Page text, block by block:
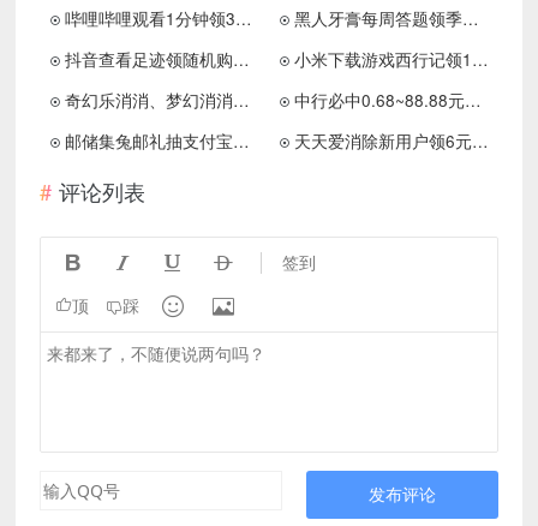
哔哩哔哩观看1分钟领3天会员
黑人牙膏每周答题领季度礼包
抖音查看足迹领随机购物红包
小米下载游戏西行记领1元红包
奇幻乐消消、梦幻消消乐V4，简单拿0.6以上
中行必中0.68~88.88元红包
邮储集兔邮礼抽支付宝立减金
天天爱消除新用户领6元红包
评论列表
    签到
顶 踩  
发布评论